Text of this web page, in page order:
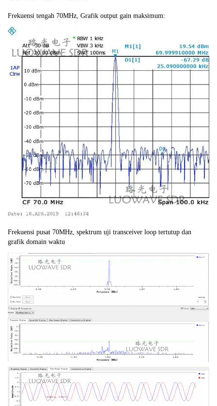
Frekuensi tengah 70MHz, Grafik output gain maksimum:
Frekuensi pusat 70MHz, spektrum uji transceiver loop tertutup dan
grafik domain waktu